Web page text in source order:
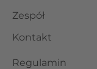
Zespół
Kontakt
Regulamin